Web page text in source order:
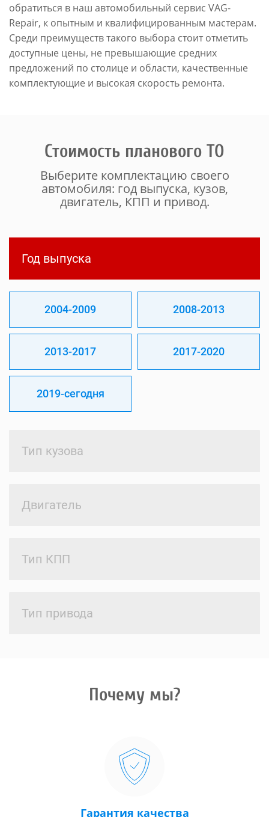
обратиться в наш автомобильный сервис VAG-
Repair, к опытным и квалифицированным мастерам.
Среди преимуществ такого выбора стоит отметить
доступные цены, не превышающие средних
предложений по столице и области, качественные
комплектующие и высокая скорость ремонта.
Стоимость планового ТО
Выберите комплектацию своего
автомобиля: год выпуска, кузов,
двигатель, КПП и привод.
Год выпуска
2004-2009 2008-2013
2013-2017 2017-2020
2019-сегодня
Тип кузова
Двигатель
Тип КПП
Тип привода
Почему мы?
Гарантия качества